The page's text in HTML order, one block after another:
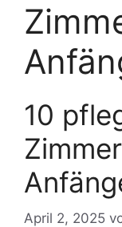
10
April 2, 2025